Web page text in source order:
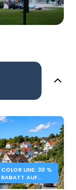
COLOR LINE: 30 %
RABATT AUF
FÄHREN